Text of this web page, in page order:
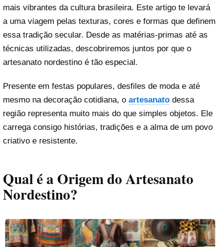
mais vibrantes da cultura brasileira. Este artigo te levará
a uma viagem pelas texturas, cores e formas que definem
essa tradição secular. Desde as matérias-primas até as
técnicas utilizadas, descobriremos juntos por que o
artesanato nordestino é tão especial.
Presente em festas populares, desfiles de moda e até
mesmo na decoração cotidiana, o artesanato dessa
região representa muito mais do que simples objetos. Ele
carrega consigo histórias, tradições e a alma de um povo
criativo e resistente.
Qual é a Origem do Artesanato
Nordestino?